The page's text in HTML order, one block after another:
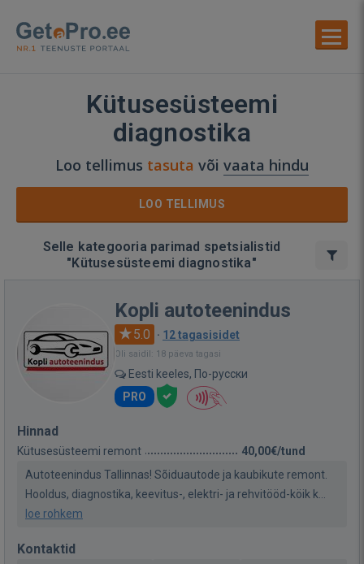
Kütusesüsteemi
diagnostika
Loo tellimus tasuta või vaata hindu
LOO TELLIMUS
Selle kategooria parimad spetsialistid
"Kütusesüsteemi diagnostika"
Kopli autoteenindus
5.0 · 12 tagasisidet
Oli saidil: 18 päeva tagasi
Eesti keeles, По-русски
PRO
Hinnad
Kütusesüsteemi remont
40,00€/tund
Autoteenindus Tallinnas! Sõiduautode ja kaubikute remont.
Hooldus, diagnostika, keevitus-, elektri- ja rehvitööd-köik k...
loe rohkem
Kontaktid